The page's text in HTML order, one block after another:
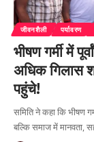
जीवनशैली पर्यावरण
भीषण गर्मी में
अधिक गिलास
पहुंचे!
समिति ने कहा कि भीषण
बल्कि समाज में मानवता,